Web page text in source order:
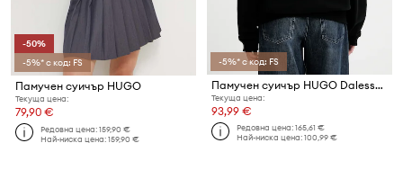
-50%
-5%* с код: FS
Памучен суичър HUGO
Текуща цена:
79,90 €
Редовна цена:159,90 €
Най-ниска цена:159,90 €
-5%* с код: FS
Памучен суичър HUGO Dalessandra
Текуща цена:
93,99 €
Редовна цена:165,61 €
Най-ниска цена:100,99 €